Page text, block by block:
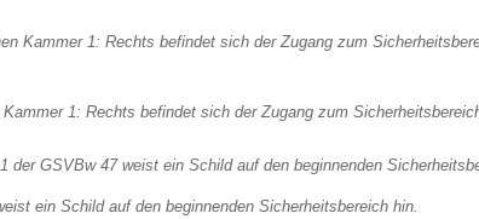
1: Rechts befindet sich der Zugang zum
ein Schild auf den beginnenden Sicherheitsbereich hin.